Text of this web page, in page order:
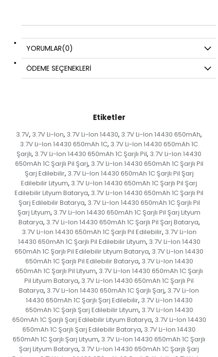
YORUMLAR(0)
ÖDEME SEÇENEKLERI
Etiketler
3.7V, 3.7V Li-Ion, 3.7V Li-Ion 14430, 3.7V Li-Ion 14430 650mAh,
3.7V Li-Ion 14430 650mAh 1C, 3.7V Li-Ion 14430 650mAh 1C
Şarjlı, 3.7V Li-Ion 14430 650mAh 1C Şarjlı Pil, 3.7V Li-Ion 14430
650mAh 1C Şarjlı Pil Şarj, 3.7V Li-Ion 14430 650mAh 1C Şarjlı Pil
Şarj Edilebilir, 3.7V Li-Ion 14430 650mAh 1C Şarjlı Pil Şarj
Edilebilir Lityum, 3.7V Li-Ion 14430 650mAh 1C Şarjlı Pil Şarj
Edilebilir Lityum Batarya, 3.7V Li-Ion 14430 650mAh 1C Şarjlı Pil
Şarj Edilebilir Batarya, 3.7V Li-Ion 14430 650mAh 1C Şarjlı Pil
Şarj Lityum, 3.7V Li-Ion 14430 650mAh 1C Şarjlı Pil Şarj Lityum
Batarya, 3.7V Li-Ion 14430 650mAh 1C Şarjlı Pil Şarj Batarya,
3.7V Li-Ion 14430 650mAh 1C Şarjlı Pil Edilebilir, 3.7V Li-Ion
14430 650mAh 1C Şarjlı Pil Edilebilir Lityum, 3.7V Li-Ion 14430
650mAh 1C Şarjlı Pil Edilebilir Lityum Batarya, 3.7V Li-Ion 14430
650mAh 1C Şarjlı Pil Edilebilir Batarya, 3.7V Li-Ion 14430
650mAh 1C Şarjlı Pil Lityum, 3.7V Li-Ion 14430 650mAh 1C Şarjlı
Pil Lityum Batarya, 3.7V Li-Ion 14430 650mAh 1C Şarjlı Pil
Batarya, 3.7V Li-Ion 14430 650mAh 1C Şarjlı Şarj, 3.7V Li-Ion
14430 650mAh 1C Şarjlı Şarj Edilebilir, 3.7V Li-Ion 14430
650mAh 1C Şarjlı Şarj Edilebilir Lityum, 3.7V Li-Ion 14430
650mAh 1C Şarjlı Şarj Edilebilir Lityum Batarya, 3.7V Li-Ion 14430
650mAh 1C Şarjlı Şarj Edilebilir Batarya, 3.7V Li-Ion 14430
650mAh 1C Şarjlı Şarj Lityum, 3.7V Li-Ion 14430 650mAh 1C Şarjlı
Şarj Lityum Batarya, 3.7V Li-Ion 14430 650mAh 1C Şarjlı Şarj